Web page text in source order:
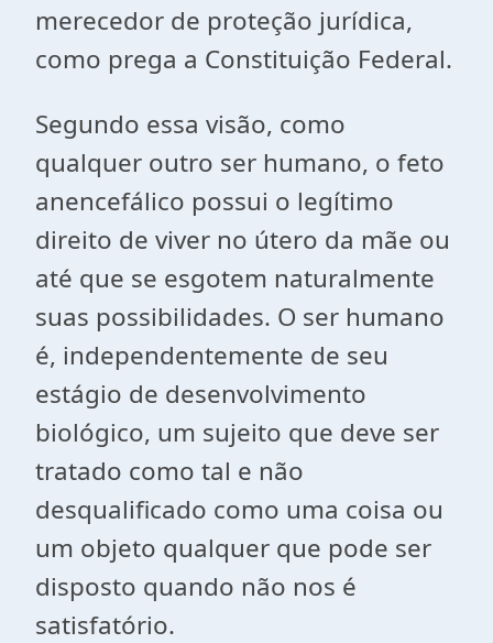
merecedor de proteção jurídica,
como prega a Constituição Federal.
Segundo essa visão, como
qualquer outro ser humano, o feto
anencefálico possui o legítimo
direito de viver no útero da mãe ou
até que se esgotem naturalmente
suas possibilidades. O ser humano
é, independentemente de seu
estágio de desenvolvimento
biológico, um sujeito que deve ser
tratado como tal e não
desqualificado como uma coisa ou
um objeto qualquer que pode ser
disposto quando não nos é
satisfatório.